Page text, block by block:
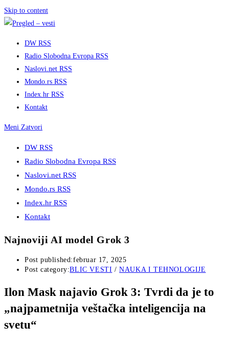
Skip to content
DW RSS
Radio Slobodna Evropa RSS
Naslovi.net RSS
Mondo.rs RSS
Index.hr RSS
Kontakt
Meni Zatvori
DW RSS
Radio Slobodna Evropa RSS
Naslovi.net RSS
Mondo.rs RSS
Index.hr RSS
Kontakt
Najnoviji AI model Grok 3
Post published:februar 17, 2025
Post category:BLIC VESTI / NAUKA I TEHNOLOGIJE
Ilon Mask najavio Grok 3: Tvrdi da je to
„najpametnija veštačka inteligencija na
svetu“